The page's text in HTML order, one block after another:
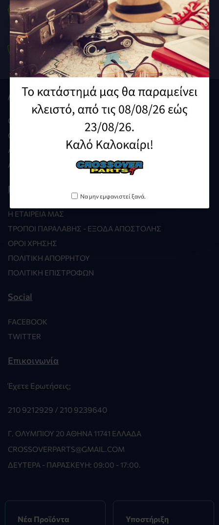
Να μην εμφανιστεί ξανά.
To Νο1 Ε-shop
Ανταλλακτικά Μοτοσυκλετών
Τηλέφωνο
210 9212929 /210 9239640
Λογαριασμός
Ο ΛΟΓΑΡΙΑΣΜΌΣ ΜΟΥ
ΟΙ ΠΑΡΑΓΓΕΛΊΕΣ ΜΟΥ
ΑΓΑΠΗΜΈΝΑ
ΑΊΤΗΣΗ GDPR
Πληροφορίες
Η ΕΤΑΙΡΕΊΑ ΜΑΣ
ΤΡΌΠΟΙ ΠΑΡΑΛΑΒΉΣ - ΈΞΟΔΑ ΑΠΟΣΤΟΛΉΣ
ΌΡΟΙ ΧΡΉΣΗΣ
ΠΟΛΙΤΙΚΉ ΑΠΟΡΡΉΤΟΥ
ΠΟΛΙΤΙΚΉ ΕΠΙΣΤΡΟΦΏΝ
Social
FACEBOOK
TWITTER
Επικοινωνία
Έχετε Ερωτήσεις;
210 9212929 / 210 9239640
Γ. ΟΛΥΜΠΊΟΥ 20 ΑΘΉΝΑ 11741 ΕΛΛΆΔΑ
CROSSOVERPARTS@GMAIL.COM
ΔΕΥΤΈΡΑ - ΠΑΡΑΣΚΕΥΉ: 09:00 - 17:00.
Νέα Προϊόντα
Υποστήριξη